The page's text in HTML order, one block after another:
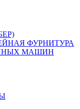
ФУРНИТУРА
МАШИН